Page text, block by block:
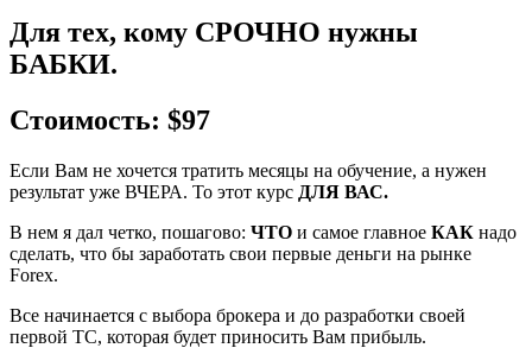
​Для тех, кому СРОЧНО нужны
БАБКИ.
​Стоимость: $97
Если Вам не хочется тратить месяцы на обучение, а нужен
результат уже ВЧЕРА. То этот курс ДЛЯ ВАС.
В нем я дал четко, пошагово: ЧТО и самое главное КАК надо
сделать, что бы заработать свои первые деньги на рынке
Forex.
Все начинается с выбора брокера и до разработки своей
первой ТС, которая будет приносить Вам прибыль.